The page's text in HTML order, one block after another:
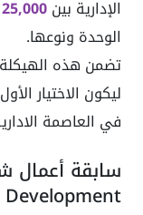
الإدارية بين25,000
الوحدة ونوعها.
تضمن هذه الهيكلة
ليكون الاختيار
في العاصمة الادارية
سابقة أعمال